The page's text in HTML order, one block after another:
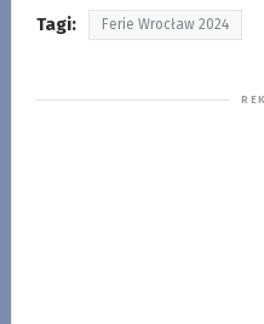
Tagi: Ferie Wrocław 2024